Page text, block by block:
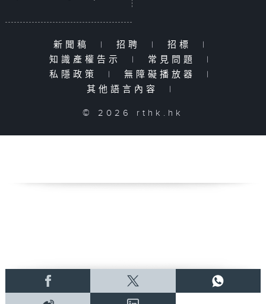
新聞稿 | 招聘 | 招標
|
知識產權告示
| 常見問題
|
私隱政策
| 無障礙播放器
|
其他語言內容
|
© 2026 rthk.hk